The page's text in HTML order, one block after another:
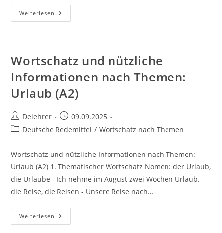
Weiterlesen Wortschatz
Und
Fremdsprachen
Lernen
Wortschatz und nützliche
Informationen nach Themen:
Urlaub (A2)
Beitrags-
Autor:
Delehrer
Beitrag
veröffentlicht:
09.09.2025
Beitrags-
Deutsche Redemittel / Wortschatz nach Themen
Wortschatz und nützliche Informationen nach Themen:
Urlaub (A2) 1. Thematischer Wortschatz Nomen: der Urlaub,
die Urlaube - Ich nehme im August zwei Wochen Urlaub.
die Reise, die Reisen - Unsere Reise nach…
Weiterlesen Wortschatz
Und